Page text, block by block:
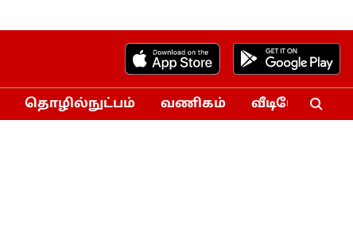
தொழில்நுட்பம் வணிகம் வீடியோ